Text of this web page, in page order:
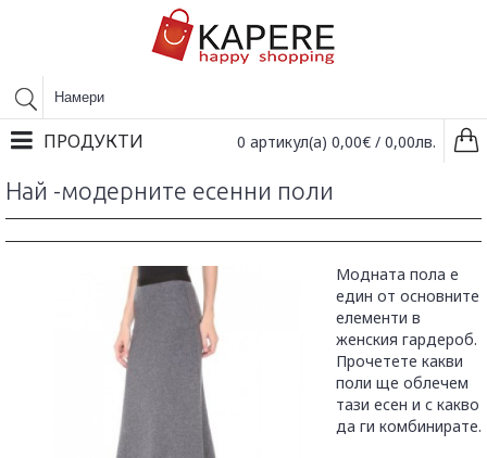
0 артикул(а) 0,00€ / 0,00лв.
ПРОДУКТИ
Най -модерните есенни поли
Модната пола е
един от основните
елементи в
женския гардероб.
Прочетете какви
поли ще облечем
тази есен и с какво
да ги комбинирате.